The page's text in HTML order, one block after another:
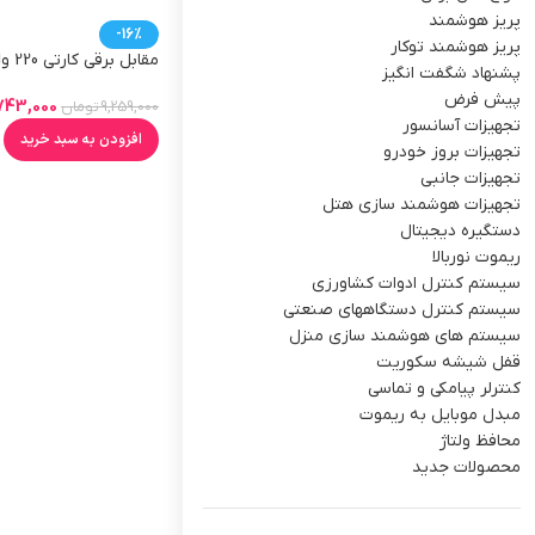
پریز هوشمند
پریز هوشمند توکار
پشنهاد شگفت انگیز
پیش فرض
تجهیزات آسانسور
تجهیزات بروز خودرو
تجهیزات جانبی
تجهیزات هوشمند سازی هتل
دستگیره دیجیتال
ریموت نوربالا
سیستم کنترل ادوات کشاورزی
سیستم کنترل دستگاههای صنعتی
سیستم های هوشمند سازی منزل
قفل شیشه سکوریت
کنترلر پیامکی و تماسی
مبدل موبایل به ریموت
محافظ ولتاژ
محصولات جدید
-16%
9,259,000تومان
افزودن به سبد خرید